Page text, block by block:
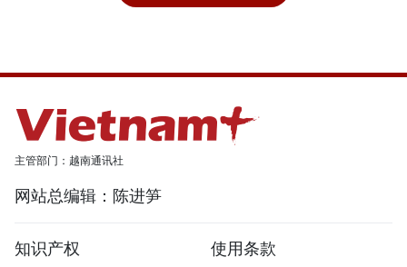
主管部门：越南通讯社
网站总编辑：陈进笋
知识产权
使用条款